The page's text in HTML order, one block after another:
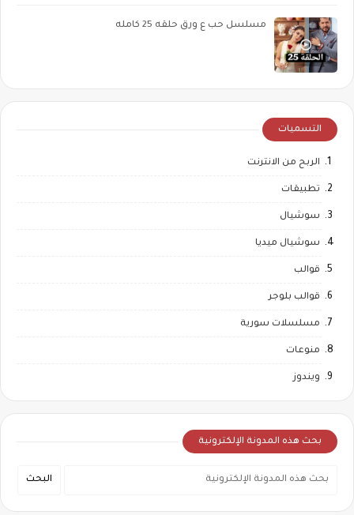
مسلسل حب ع ورق حلقه 25 كامله
التسميات
الربح من الانترنت
تطبيقات
سوشيال
سوشيال ميديا
قوالب
قوالب بلوجر
مسلسلات سورية
منوعات
ويندوز
بحث هذه المدونة الإلكترونية